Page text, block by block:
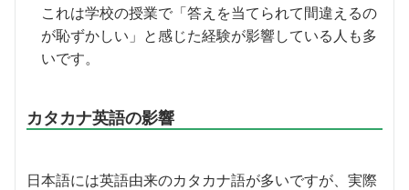
これは学校の授業で「答えを当てられて間違えるの
が恥ずかしい」と感じた経験が影響している人も多
いです。
カタカナ英語の影響
日本語には英語由来のカタカナ語が多いですが、実際